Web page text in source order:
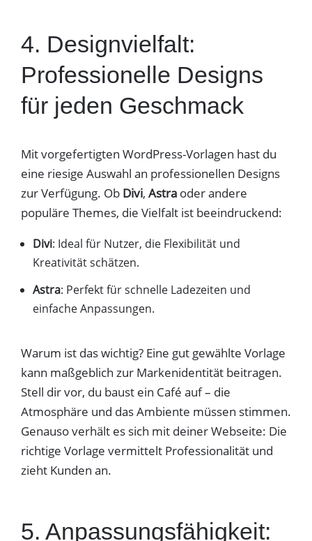
4. Designvielfalt:
Professionelle Designs
für jeden Geschmack
Mit vorgefertigten WordPress-Vorlagen hast du
eine riesige Auswahl an professionellen Designs
zur Verfügung. Ob Divi, Astra oder andere
populäre Themes, die Vielfalt ist beeindruckend:
Divi: Ideal für Nutzer, die Flexibilität und
Kreativität schätzen.
Astra: Perfekt für schnelle Ladezeiten und
einfache Anpassungen.
Warum ist das wichtig? Eine gut gewählte Vorlage
kann maßgeblich zur Markenidentität beitragen.
Stell dir vor, du baust ein Café auf – die
Atmosphäre und das Ambiente müssen stimmen.
Genauso verhält es sich mit deiner Webseite: Die
richtige Vorlage vermittelt Professionalität und
zieht Kunden an.
5. Anpassungsfähigkeit: